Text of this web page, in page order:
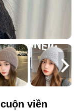
viền